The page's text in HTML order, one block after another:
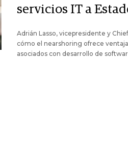
servicios IT a
Adrián Lasso, vicepresidente y
cómo el nearshoring ofrece
asociados con desarrollo de